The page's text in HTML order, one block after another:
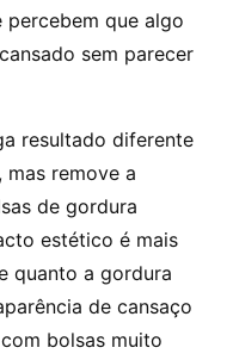
percebem que algo
sem parecer
resultado diferente
mas remove a
de gordura
estético é mais
quanto a gordura
de cansaço
bolsas muito